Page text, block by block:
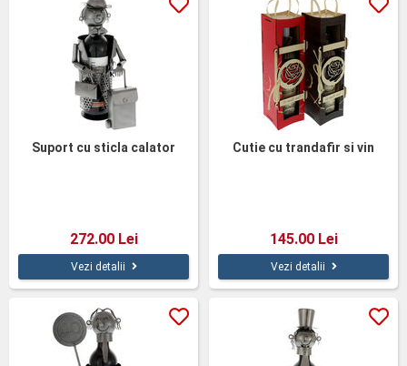
Suport cu sticla calator
272.00 Lei
Vezi detalii
Cutie cu trandafir si vin
145.00 Lei
Vezi detalii